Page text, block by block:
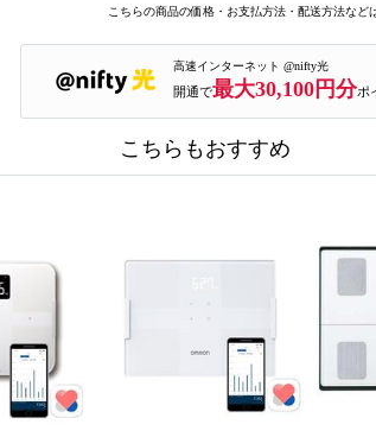
こちらの商品の価格・お支払方法・配送方法など
高速インターネット @nifty光
開通で最大30,100円分ポ
こちらもおすすめ